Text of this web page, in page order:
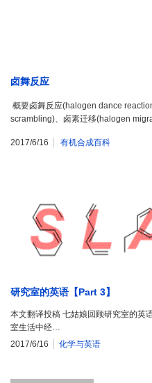
卤舞反应
概要卤舞反应(halogen dance
scrambling)、卤素迁移(halogen
2017/6/16 有机合成百科
研究室的英语【Part 3】
本文翻译投稿 七姑娘回顾研究室的英
室生活中经…
2017/6/16
化学与英语